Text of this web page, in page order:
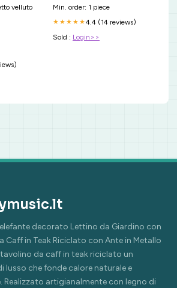
velluto
Min. order: 1 piece
★★★★★4.4 (14 reviews)
Sold : Login>>
decorato Lettino da Giardino con
Caff in Teak Riciclato con Ante in Metallo
da caff in teak riciclato un
lusso che fonde calore naturale e
Realizzato artigianalmente con legno di